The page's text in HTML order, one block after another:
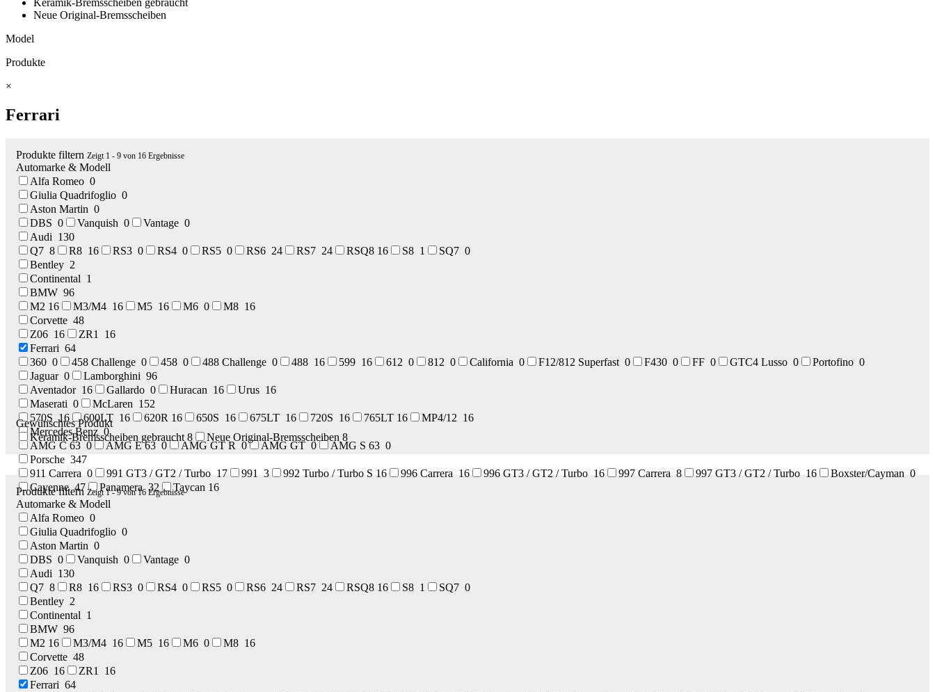
Neue Original-Bremsscheiben
Model
Produkte
×
Ferrari
Produkte filtern Zeigt 1 - 9 von 16 Ergebnisse
Automarke & Modell
Alfa Romeo 0
Giulia Quadrifoglio 0
Aston Martin 0
DBS 0 Vanquish 0 Vantage 0
Audi 130
Q7 8 R8 16 RS3 0 RS4 0 RS5 0 RS6 24 RS7 24 RSQ8 16 S8 1 SQ7 0
Bentley 2
Continental 1
BMW 96
M2 16 M3/M4 16 M5 16 M6 0 M8 16
Corvette 48
Z06 16 ZR1 16
Ferrari 64
360 0 458 Challenge 0 458 0 488 Challenge 0 488 16 599 16 612 0 812 0 California 0 F12/812 Superfast 0 F430 0 FF 0 GTC4 Lusso 0 Portofino 0
Jaguar 0 Lamborghini 96
Aventador 16 Gallardo 0 Huracan 16 Urus 16
Maserati 0 McLaren 152
570S16 600LT 16 620R 16 650S 16 675LT 16 720S 16 765LT 16 MP4/12 16
Mercedes Benz 0
AMG C 63 0 AMG E 63 0 AMG GT R 0 AMG GT 0 AMG S 63 0
Porsche 347
911 Carrera 0 991 GT3 / GT2 / Turbo 17 991 3 992 Turbo / Turbo S 16 996 Carrera 16 996 GT3 / GT2 / Turbo 16 997 Carrera 8 997 GT3 / GT2 / Turbo 16 Boxster/Cayman 0
Cayenne47 Panamera32 Taycan 16
Gewünschtes Produkt
Keramik-Bremsscheiben gebraucht 8 Neue Original-Bremsscheiben 8
Produkte filtern Zeigt 1 - 9 von 16 Ergebnisse
Automarke & Modell
Alfa Romeo 0
Giulia Quadrifoglio 0
Aston Martin 0
DBS 0 Vanquish 0 Vantage 0
Audi 130
Q7 8 R8 16 RS3 0 RS4 0 RS5 0 RS6 24 RS7 24 RSQ8 16 S8 1 SQ7 0
Bentley 2
Continental 1
BMW 96
M2 16 M3/M4 16 M5 16 M6 0 M8 16
Corvette 48
Z06 16 ZR1 16
Ferrari 64